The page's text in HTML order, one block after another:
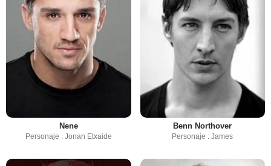
Nene
Personaje : Jonan Etxaide
Benn Northover
Personaje : James